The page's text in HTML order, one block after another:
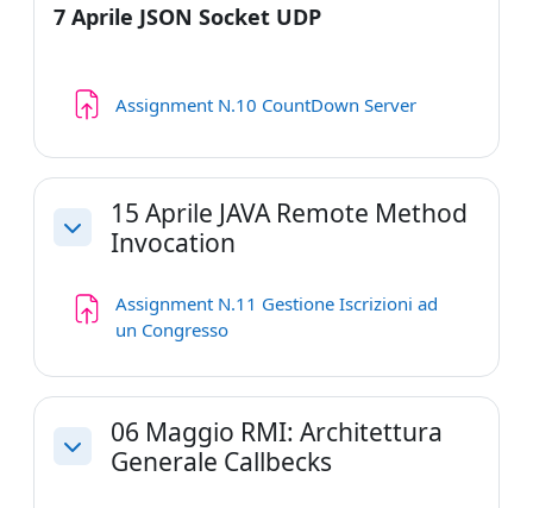
7 Aprile JSON Socket UDP
Assignment N.10 CountDown ServerCompito
Minimizza
15 Aprile JAVA Remote Method
Invocation
Assignment N.11 Gestione Iscrizioni ad
un CongressoCompito
Minimizza
06 Maggio RMI: Architettura
Generale Callbecks